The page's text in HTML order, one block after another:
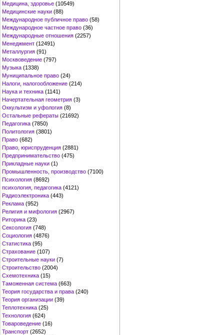
Медицина, здоровье (10549)
Медицинские науки (88)
Международное публичное право (58)
Международное частное право (36)
Международные отношения (2257)
Менеджмент (12491)
Металлургия (91)
Москвоведение (797)
Музыка (1338)
Муниципальное право (24)
Налоги, налогообложение (214)
Наука и техника (1141)
Начертательная геометрия (3)
Оккультизм и уфология (8)
Остальные рефераты (21692)
Педагогика (7850)
Политология (3801)
Право (682)
Право, юриспруденция (2881)
Предпринимательство (475)
Прикладные науки (1)
Промышленность, производство (7100)
Психология (8692)
психология, педагогика (4121)
Радиоэлектроника (443)
Реклама (952)
Религия и мифология (2967)
Риторика (23)
Сексология (748)
Социология (4876)
Статистика (95)
Страхование (107)
Строительные науки (7)
Строительство (2004)
Схемотехника (15)
Таможенная система (663)
Теория государства и права (240)
Теория организации (39)
Теплотехника (25)
Технология (624)
Товароведение (16)
Транспорт (2652)